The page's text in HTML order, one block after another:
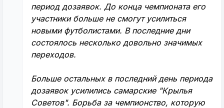
период дозаявок. До конца чемпионата его
участники больше не смогут усилиться
новыми футболистами. В последние дни
состоялось несколько довольно значимых
переходов.
Больше остальных в последний день периода
дозаявок усилились самарские "Крылья
Советов". Борьба за чемпионство, которую